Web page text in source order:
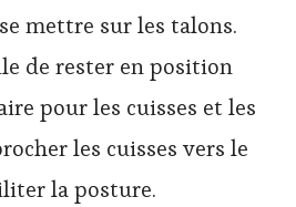
mettre sur les talons.
de rester en position
pour les cuisses et les
les cuisses vers le
la posture.